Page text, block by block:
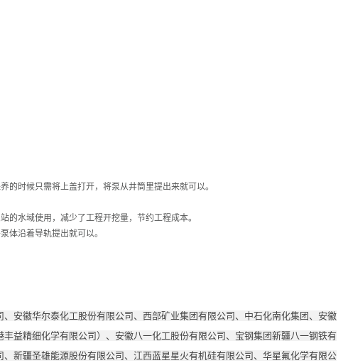
时候只需将上盖打开，将泵从井筒里提出来就可以。
水域使用，减少了工程开挖量，节约工程成本。
沿着导轨提出就可以。
安徽华尔泰化工股份有限公司、西部矿业集团有限公司、中石化南化集团、安徽
益精细化学有限公司）、安徽八一化工股份有限公司、宝钢集团新疆八一钢铁有
新疆圣雄能源股份有限公司、江西蓝星星火有机硅有限公司、华星氟化学有限公